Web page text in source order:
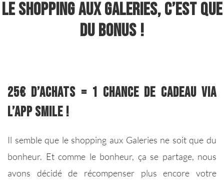
Le shopping aux Galeries, c’est que
du bonus !
25€ d’achats = 1 chance de cadeau via
l’App Smile !
Il semble que le shopping aux Galeries ne soit que du
bonheur. Et comme le bonheur, ça se partage, nous
avons décidé de récompenser plus encore votre